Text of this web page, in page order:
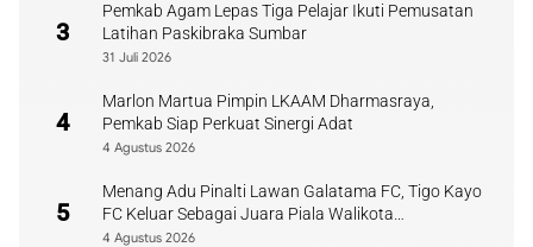
3
Pemkab Agam Lepas Tiga Pelajar Ikuti Pemusatan
Latihan Paskibraka Sumbar
31 Juli 2026
4
Marlon Martua Pimpin LKAAM Dharmasraya,
Pemkab Siap Perkuat Sinergi Adat
4 Agustus 2026
5
Menang Adu Pinalti Lawan Galatama FC, Tigo Kayo
FC Keluar Sebagai Juara Piala Walikota
Payakumbuh
4 Agustus 2026